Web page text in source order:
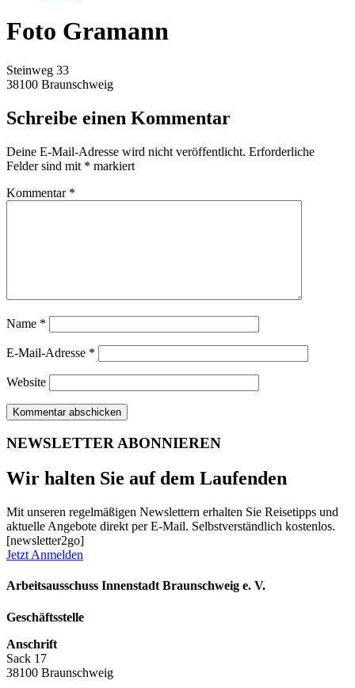
Foto Gramann
Steinweg 33
38100 Braunschweig
Schreibe einen Kommentar
Deine E-Mail-Adresse wird nicht veröffentlicht. Erforderliche
Felder sind mit * markiert
Kommentar *
Name *
E-Mail-Adresse *
Website
NEWSLETTER ABONNIEREN
Wir halten Sie auf dem Laufenden
Mit unseren regelmäßigen Newslettern erhalten Sie Reisetipps und
aktuelle Angebote direkt per E-Mail. Selbstverständlich kostenlos.
[newsletter2go]
Jetzt Anmelden
Arbeitsausschuss Innenstadt Braunschweig e. V.
Geschäftsstelle
Anschrift
Sack 17
38100 Braunschweig